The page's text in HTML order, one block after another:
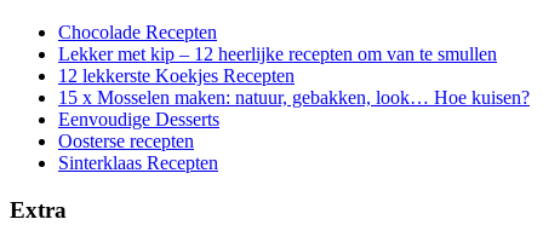
Chocolade Recepten
Lekker met kip – 12 heerlijke recepten om van te smullen
12 lekkerste Koekjes Recepten
15 x Mosselen maken: natuur, gebakken, look… Hoe kuisen?
Eenvoudige Desserts
Oosterse recepten
Sinterklaas Recepten
Extra